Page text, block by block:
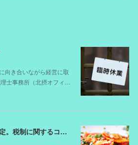
向き合いながら経営に取
士事務所（北摂オフィ…
骨太方針2026が閣議決定。税制に関するコメントは？